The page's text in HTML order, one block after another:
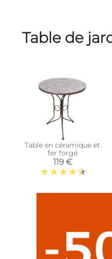
Table de
Table en céramique et
fer forgé
119 €